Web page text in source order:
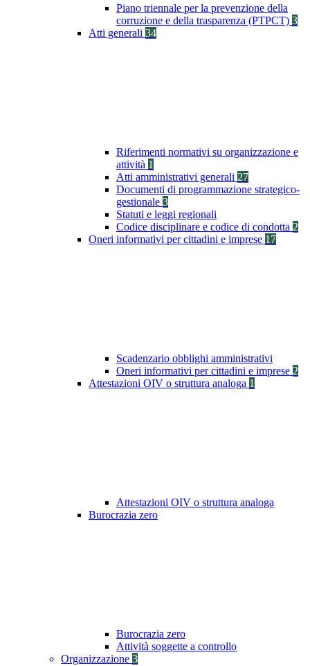
Piano triennale per la prevenzione della
corruzione e della trasparenza (PTPCT) 3
Atti generali 34
Riferimenti normativi su organizzazione e
attività 1
Atti amministrativi generali 27
Documenti di programmazione strategico-
gestionale 3
Statuti e leggi regionali
Codice disciplinare e codice di condotta 2
Oneri informativi per cittadini e imprese 17
Scadenzario obblighi amministrativi
Oneri informativi per cittadini e imprese 2
Attestazioni OIV o struttura analoga 1
Attestazioni OIV o struttura analoga
Burocrazia zero
Burocrazia zero
Attività soggette a controllo
Organizzazione 3